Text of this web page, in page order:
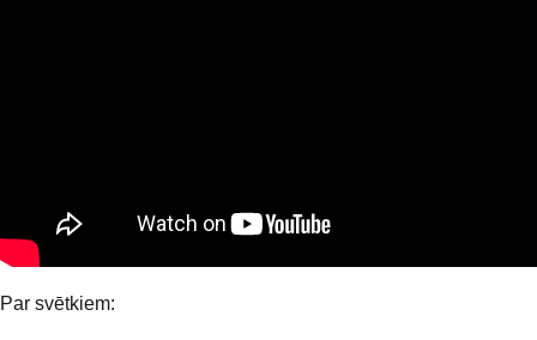
Par svētkiem: